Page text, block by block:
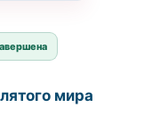
мира